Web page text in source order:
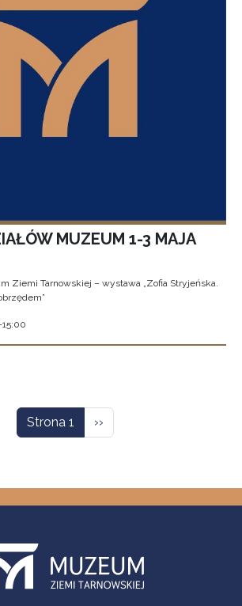
MUZEUM 1-3 MAJA
Ziemi Tarnowskiej – wystawa „Zofia Stryjeńska.
Strona 1 Następna strona
››